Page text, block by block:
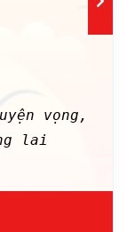
vọng,
lai